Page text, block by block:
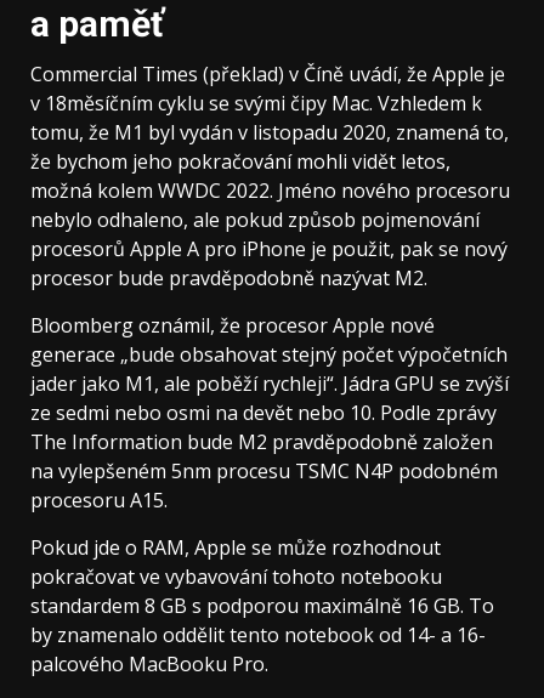
a paměť
Commercial Times (překlad) v Číně uvádí, že Apple je
v 18měsíčním cyklu se svými čipy Mac. Vzhledem k
tomu, že M1 byl vydán v listopadu 2020, znamená to,
že bychom jeho pokračování mohli vidět letos,
možná kolem WWDC 2022. Jméno nového procesoru
nebylo odhaleno, ale pokud způsob pojmenování
procesorů Apple A pro iPhone je použit, pak se nový
procesor bude pravděpodobně nazývat M2.
Bloomberg oznámil, že procesor Apple nové
generace „bude obsahovat stejný počet výpočetních
jader jako M1, ale poběží rychleji“. Jádra GPU se zvýší
ze sedmi nebo osmi na devět nebo 10. Podle zprávy
The Information bude M2 ​​pravděpodobně založen
na vylepšeném 5nm procesu TSMC N4P podobném
procesoru A15.
Pokud jde o RAM, Apple se může rozhodnout
pokračovat ve vybavování tohoto notebooku
standardem 8 GB s podporou maximálně 16 GB. To
by znamenalo oddělit tento notebook od 14- a 16-
palcového MacBooku Pro.